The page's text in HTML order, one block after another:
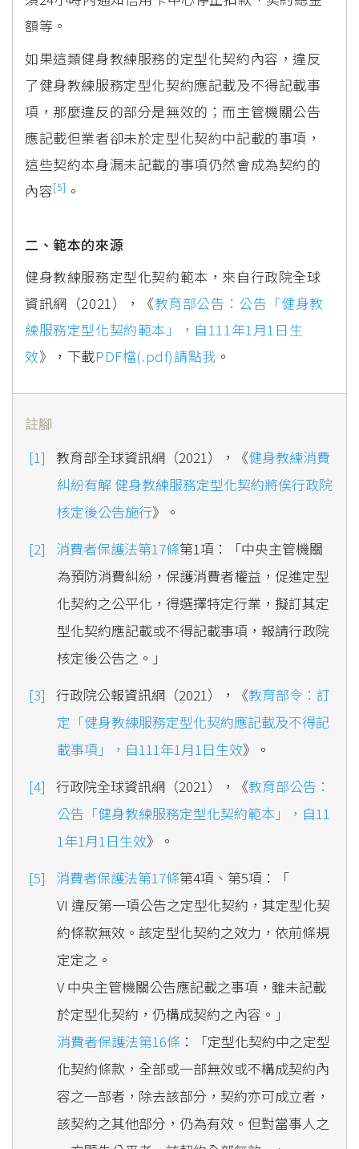
額等。
如果這類健身教練服務的定型化契約內容，違反
了健身教練服務定型化契約應記載及不得記載事
項，那麼違反的部分是無效的；而主管機關公告
應記載但業者卻未於定型化契約中記載的事項，
這些契約本身漏未記載的事項仍然會成為契約的
內容[5] 。
二、範本的來源
健身教練服務定型化契約範本，來自行政院全球
資訊網（2021），《教育部公告：公告「健身教
練服務定型化契約範本」，自111年1月1日生
效》，下載PDF檔(.pdf)請點我 。
註腳
教育部全球資訊網（2021），《健身教練消費
糾紛有解 健身教練服務定型化契約將俟行政院
核定後公告施行》。
消費者保護法第17條第1項：「中央主管機關
為預防消費糾紛，保護消費者權益，促進定型
化契約之公平化，得選擇特定行業，擬訂其定
型化契約應記載或不得記載事項，報請行政院
核定後公告之。」
行政院公報資訊網（2021），《教育部令：訂
定「健身教練服務定型化契約應記載及不得記
載事項」，自111年1月1日生效》。
行政院全球資訊網（2021），《教育部公告：
公告「健身教練服務定型化契約範本」，自11
1年1月1日生效》。
消費者保護法第17條第4項、第5項：「
VI 違反第一項公告之定型化契約，其定型化契
約條款無效。該定型化契約之效力，依前條規
定定之。
V 中央主管機關公告應記載之事項，雖未記載
於定型化契約，仍構成契約之內容。」
消費者保護法第16條 ：「定型化契約中之定型
化契約條款，全部或一部無效或不構成契約內
容之一部者，除去該部分，契約亦可成立者，
該契約之其他部分，仍為有效。但對當事人之